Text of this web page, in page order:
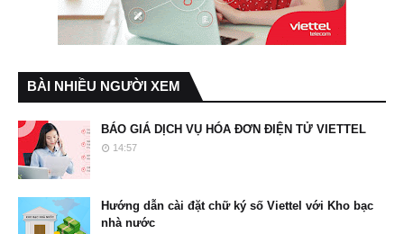
BÀI NHIỀU NGƯỜI XEM
BÁO GIÁ DỊCH VỤ HÓA ĐƠN ĐIỆN TỬ VIETTEL
14:57
Hướng dẫn cài đặt chữ ký số Viettel với Kho bạc
nhà nước